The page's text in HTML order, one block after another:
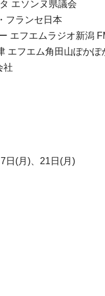
エソンヌ県議会
フランセ日本
エフエムラジオ新潟
エフエム角田山ぽかぽ
社
日(月)、21日(月)